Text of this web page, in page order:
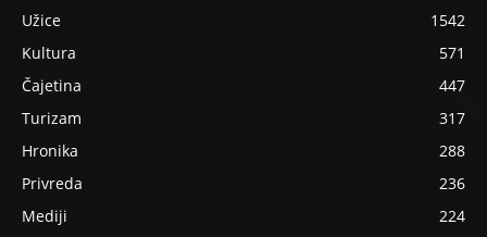
Užice
1542
Kultura
571
Čajetina
447
Turizam
317
Hronika
288
Privreda
236
Mediji
224